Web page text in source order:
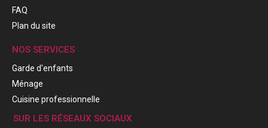
FAQ
Plan du site
NOS SERVICES
Garde d'enfants
Ménage
Cuisine professionnelle
SUR LES RÉSEAUX SOCIAUX